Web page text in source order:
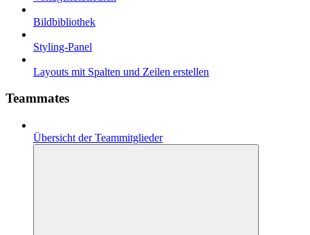
Bildbibliothek
Styling-Panel
Layouts mit Spalten und Zeilen erstellen
Teammates
Übersicht der Teammitglieder